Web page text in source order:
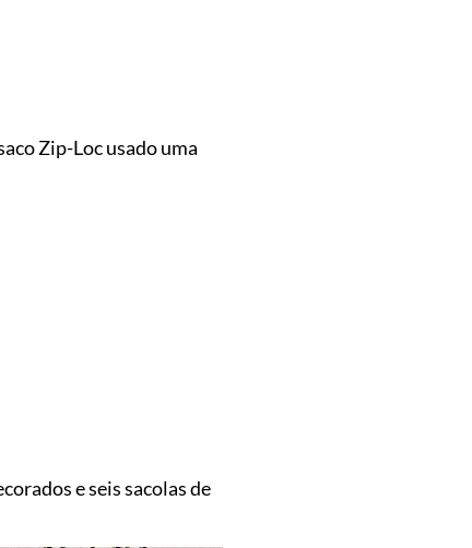
Zip-Loc usado uma
e seis sacolas de